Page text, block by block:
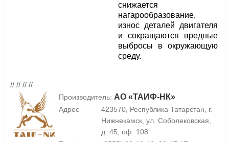
снижается
нагарообразование,
износ деталей двигателя
и сокращаются вредные
выбросы в окружающую
среду.
// // // //
Производитель: АО «ТАИФ-НК»
Адрес
423570, Республика Татарстан, г.
Нижнекамск, ул. Соболековская,
д. 45, оф. 108